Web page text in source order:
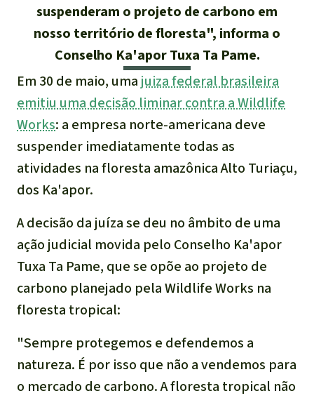
Agroenergia e
Biocombustíveis
Ouro
Madeira tropical
Pecuária intensiva
Alumínio
Caça furtiva
Áreas de proteção
Español
Français
Italiano
Indonesia
suspenderam o projeto de carbono em
nosso território de floresta", informa o
Conselho Ka'apor Tuxa Ta Pame.
Em 30 de maio, uma juiza federal brasileira
emitiu uma decisão liminar contra a Wildlife
Works: a empresa norte-americana deve
suspender imediatamente todas as
atividades na floresta amazônica Alto Turiaçu,
dos Ka'apor.
A decisão da juíza se deu no âmbito de uma
ação judicial movida pelo Conselho Ka'apor
Tuxa Ta Pame, que se opõe ao projeto de
carbono planejado pela Wildlife Works na
floresta tropical:
"Sempre protegemos e defendemos a
natureza. É por isso que não a vendemos para
o mercado de carbono. A floresta tropical não